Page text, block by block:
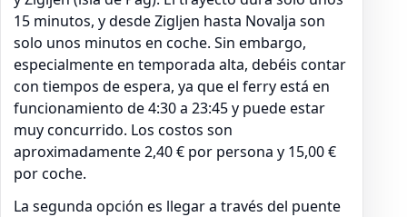
15 minutos, y desde Zigljen hasta Novalja son
solo unos minutos en coche. Sin embargo,
especialmente en temporada alta, debéis contar
con tiempos de espera, ya que el ferry está en
funcionamiento de 4:30 a 23:45 y puede estar
muy concurrido. Los costos son
aproximadamente 2,40 € por persona y 15,00 €
por coche.
La segunda opción es llegar a través del puente